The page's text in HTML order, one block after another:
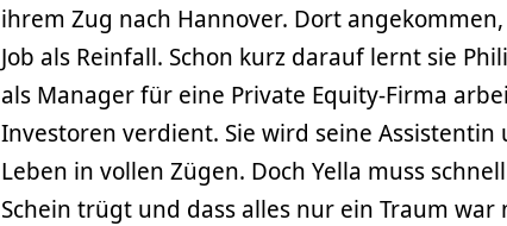
ihrem Zug nach Hannover. Dort
Job als Reinfall. Schon kurz darauf lernt sie
als Manager für eine Private Equity-Firma
Investoren verdient. Sie wird seine
Leben in vollen Zügen. Doch Yella muss
Schein trügt und dass alles nur ein Traum